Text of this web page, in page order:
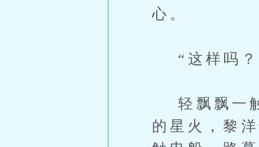
心。
“这样吗？
轻飘飘一触
的星火，黎